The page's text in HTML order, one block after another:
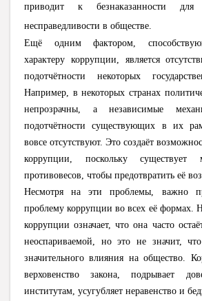
приводит к безнаказанности для
несправедливости в обществе.
Ещё одним фактором,
характеру коррупции, является
подотчётности некоторых
Например, в некоторых странах
непрозрачны, а независимые
подотчётности существующих в их
вовсе отсутствуют. Это создаёт
коррупции, поскольку
противовесов, чтобы предотвратить её
Несмотря на эти проблемы, важно
проблему коррупции во всех её формах.
коррупции означает, что она часто
неоспариваемой, но это не значит,
значительного влияния на общество.
верховенство закона, подрывает
институтам, усугубляет неравенство и